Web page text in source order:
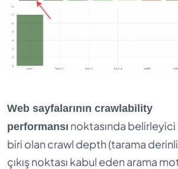
Web sayfalarının crawlability
performansı noktasında
biri olan crawl depth (tarama
çıkış noktası kabul eden arama